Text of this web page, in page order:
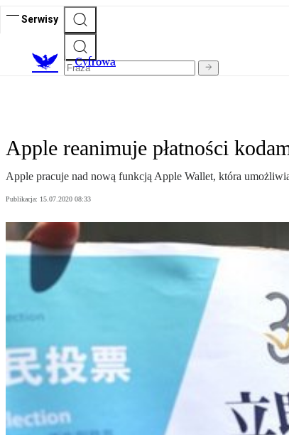
Serwisy
Cyfrowa
Apple reanimuje płatności
Apple pracuje nad nową funkcją Apple Wallet, która
Publikacja: 15.07.2020 08:33